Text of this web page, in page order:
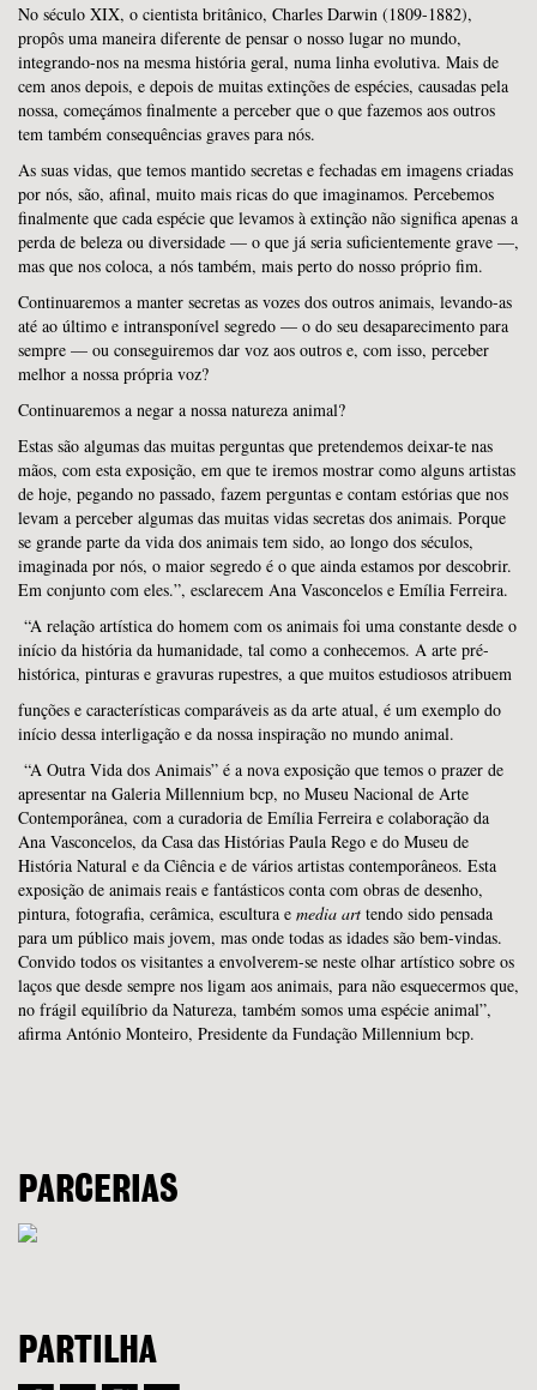
No século XIX, o cientista britânico, Charles Darwin (1809-1882),
propôs uma maneira diferente de pensar o nosso lugar no mundo,
integrando-nos na mesma história geral, numa linha evolutiva. Mais de
cem anos depois, e depois de muitas extinções de espécies, causadas pela
nossa, começámos finalmente a perceber que o que fazemos aos outros
tem também consequências graves para nós.
As suas vidas, que temos mantido secretas e fechadas em imagens criadas
por nós, são, afinal, muito mais ricas do que imaginamos. Percebemos
finalmente que cada espécie que levamos à extinção não significa apenas a
perda de beleza ou diversidade — o que já seria suficientemente grave —,
mas que nos coloca, a nós também, mais perto do nosso próprio fim.
Continuaremos a manter secretas as vozes dos outros animais, levando-as
até ao último e intransponível segredo — o do seu desaparecimento para
sempre — ou conseguiremos dar voz aos outros e, com isso, perceber
melhor a nossa própria voz?
Continuaremos a negar a nossa natureza animal?
Estas são algumas das muitas perguntas que pretendemos deixar-te nas
mãos, com esta exposição, em que te iremos mostrar como alguns artistas
de hoje, pegando no passado, fazem perguntas e contam estórias que nos
levam a perceber algumas das muitas vidas secretas dos animais. Porque
se grande parte da vida dos animais tem sido, ao longo dos séculos,
imaginada por nós, o maior segredo é o que ainda estamos por descobrir.
Em conjunto com eles.”, esclarecem Ana Vasconcelos e Emília Ferreira.
“A relação artística do homem com os animais foi uma constante desde o
início da história da humanidade, tal como a conhecemos. A arte pré-
histórica, pinturas e gravuras rupestres, a que muitos estudiosos atribuem
funções e características comparáveis as da arte atual, é um exemplo do
início dessa interligação e da nossa inspiração no mundo animal.
“A Outra Vida dos Animais” é a nova exposição que temos o prazer de
apresentar na Galeria Millennium bcp, no Museu Nacional de Arte
Contemporânea, com a curadoria de Emília Ferreira e colaboração da
Ana Vasconcelos, da Casa das Histórias Paula Rego e do Museu de
História Natural e da Ciência e de vários artistas contemporâneos. Esta
exposição de animais reais e fantásticos conta com obras de desenho,
pintura, fotografia, cerâmica, escultura e media art tendo sido pensada
para um público mais jovem, mas onde todas as idades são bem-vindas.
Convido todos os visitantes a envolverem-se neste olhar artístico sobre os
laços que desde sempre nos ligam aos animais, para não esquecermos que,
no frágil equilíbrio da Natureza, também somos uma espécie animal”,
afirma António Monteiro, Presidente da Fundação Millennium bcp.
PARCERIAS
PARTILHA